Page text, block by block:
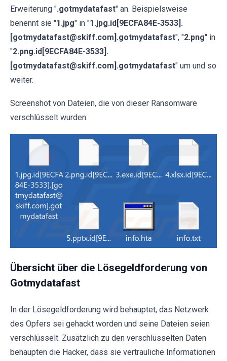
Erweiterung ".gotmydatafast" an. Beispielsweise
benennt sie "1.jpg" in "1.jpg.id[9ECFA84E-3533].
[gotmydatafast@skiff.com].gotmydatafast", "2.png" in
"2.png.id[9ECFA84E-3533].
[gotmydatafast@skiff.com].gotmydatafast" um und so
weiter.
Screenshot von Dateien, die von dieser Ransomware
verschlüsselt wurden:
Übersicht über die Lösegeldforderung von
Gotmydatafast
In der Lösegeldforderung wird behauptet, das Netzwerk
des Opfers sei gehackt worden und seine Dateien seien
verschlüsselt. Zusätzlich zu den verschlüsselten Daten
behaupten die Hacker, dass sie vertrauliche Informationen